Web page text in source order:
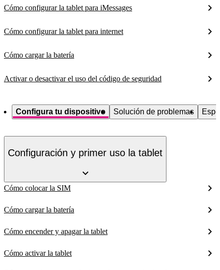
Cómo configurar la tablet para iMessages
Cómo configurar la tablet para internet
Cómo cargar la batería
Activar o desactivar el uso del código de seguridad
Configura tu dispositivo Solución de problemas
Configuración y primer uso la tablet
Cómo colocar la SIM
Cómo cargar la batería
Cómo encender y apagar la tablet
Cómo activar la tablet